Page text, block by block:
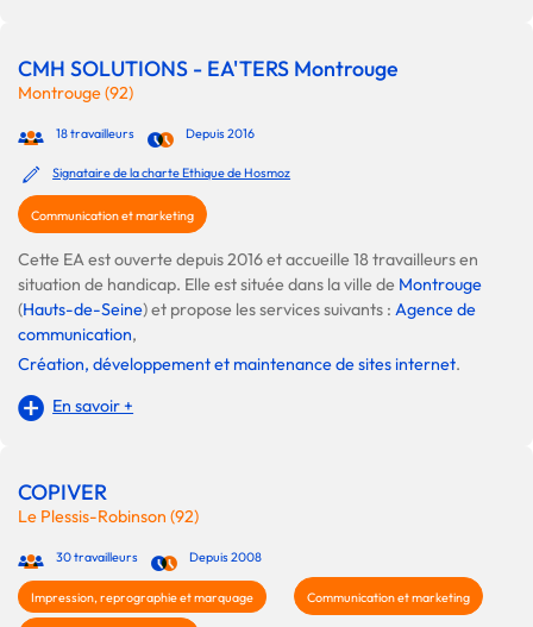
CMH SOLUTIONS - EA'TERS Montrouge
Montrouge (92)
18 travailleurs Depuis 2016
Signataire de la charte Ethique de Hosmoz
Communication et marketing
Cette EA est ouverte depuis 2016 et accueille 18 travailleurs en
situation de handicap. Elle est située dans la ville de Montrouge
(Hauts-de-Seine) et propose les services suivants : Agence de
communication,
Création, développement et maintenance de sites internet.
En savoir +
COPIVER
Le Plessis-Robinson (92)
30 travailleurs Depuis 2008
Impression, reprographie et marquage Communication et marketing